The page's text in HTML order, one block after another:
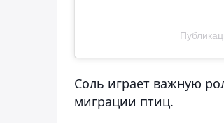
Соль играет важную
миграции птиц.